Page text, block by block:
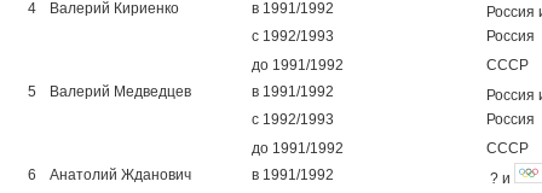
4 Валерий Кириенко
в 1991/1992
Россия
с 1992/1993
Россия
5 Валерий Медведцев
до 1991/1992
СССР
в 1991/1992
Россия
с 1992/1993
Россия
6 Анатолий Жданович
до 1991/1992
СССР
в 1991/1992
? и